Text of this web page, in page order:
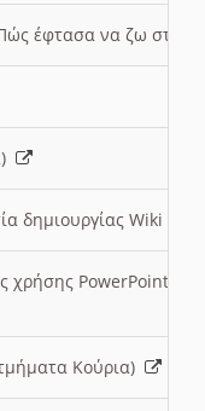
έφτασα να ζω στην
δημιουργίας Wiki
χρήσης PowerPoint
Κούρια)